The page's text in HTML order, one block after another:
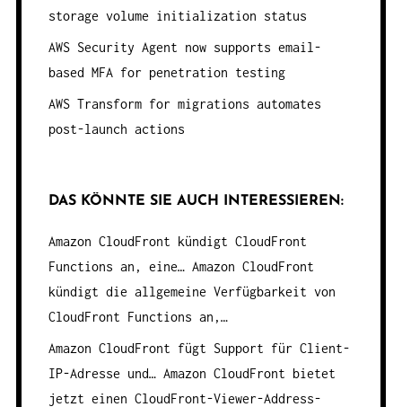
storage volume initialization status
AWS Security Agent now supports email-
based MFA for penetration testing
AWS Transform for migrations automates
post-launch actions
DAS KÖNNTE SIE AUCH INTERESSIEREN:
Amazon CloudFront kündigt CloudFront
Functions an, eine…Amazon CloudFront
kündigt die allgemeine Verfügbarkeit von
CloudFront Functions an,…
Amazon CloudFront fügt Support für Client-
IP-Adresse und…Amazon CloudFront bietet
jetzt einen CloudFront-Viewer-Address-